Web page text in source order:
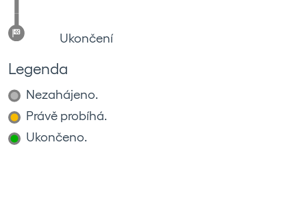
Ukončení
Legenda
Nezahájeno.
Právě probíhá.
Ukončeno.